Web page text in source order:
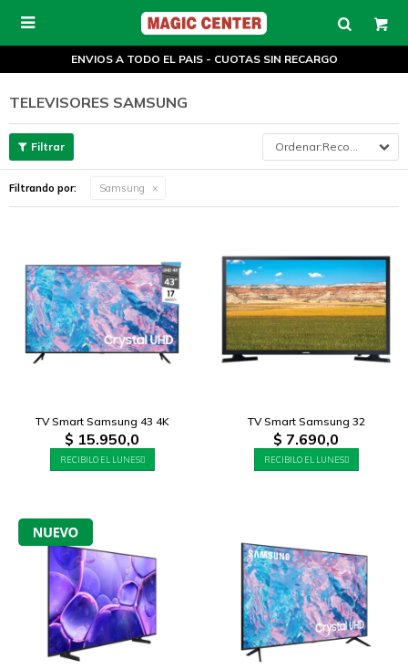

ENVIOS A TODO EL PAIS - CUOTAS SIN RECARGO
TELEVISORES SAMSUNG
Recomendados
Filtrando por: Samsung
TV Smart Samsung 43 4K
$ 15.950,0
RECIBILO EL LUNES
TV Smart Samsung 32
$ 7.690,0
RECIBILO EL LUNES